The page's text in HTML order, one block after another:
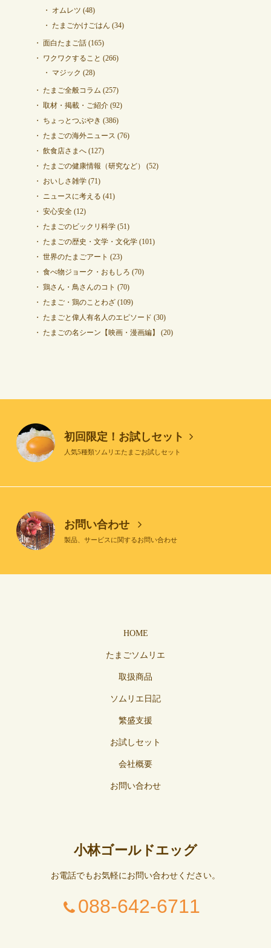
オムレツ (48)
たまごかけごはん (34)
面白たまご話(165)
ワクワクすること (266)
マジック (28)
たまご全般コラム (257)
取材・掲載・ご紹介(92)
ちょっとつぶやき (386)
たまごの海外ニュース (76)
飲食店さまへ(127)
たまごの健康情報（研究など）
(52)
おいしさ雑学(71)
ニュースに考える (41)
安心安全(12)
たまごのビックリ科学(51)
たまごの歴史・文学・文化学(101)
世界のたまごアート (23)
食べ物ジョーク・おもしろ (70)
鶏さん・鳥さんのコト (70)
たまご・鶏のことわざ(109)
たまごと偉人有名人のエピソード (30)
たまごの名シーン【映画・漫画編】
(20)
初回限定！お試しセット
人気5種類ソムリエたまごお試しセット
お問い合わせ
製品、サービスに関するお問い合わせ
HOME
たまごソムリエ
取扱商品
ソムリエ日記
繁盛支援
お試しセット
会社概要
お問い合わせ
小林ゴールドエッグ
お電話でもお気軽にお問い合わせください。
088-642-6711